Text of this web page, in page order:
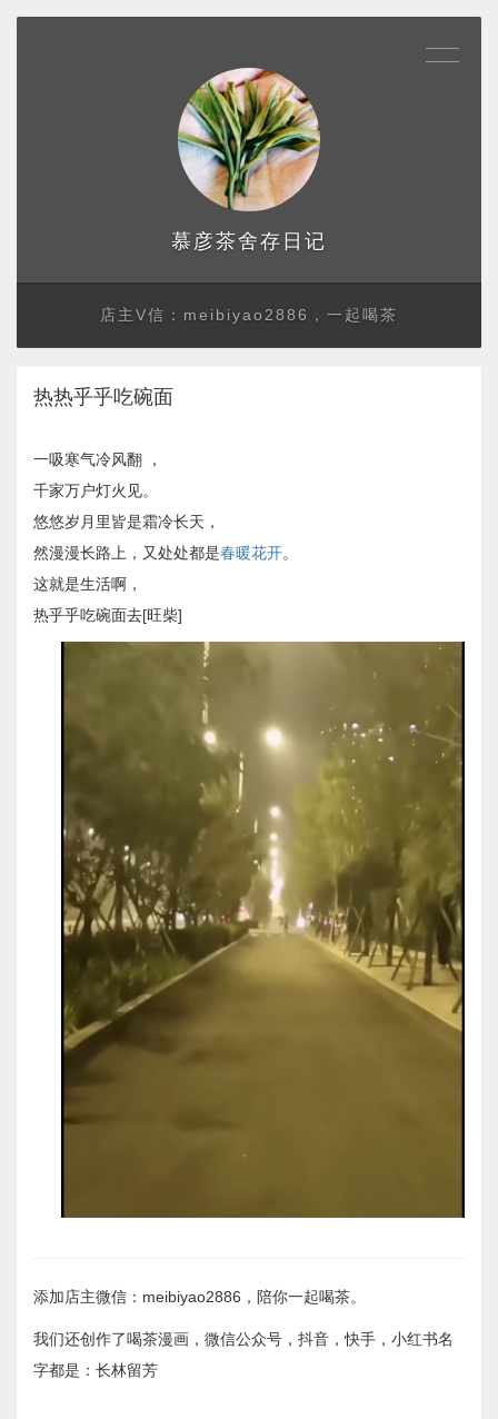
慕彦茶舍存日记
店主V信：meibiyao2886，一起喝茶
热热乎乎吃碗面
一吸寒气冷风翻 ，
千家万户灯火见。
悠悠岁月里皆是霜冷长天，
然漫漫长路上，又处处都是春暖花开。
这就是生活啊，
热乎乎吃碗面去[旺柴]
添加店主微信：meibiyao2886，陪你一起喝茶。
我们还创作了喝茶漫画，微信公众号，抖音，快手，小红书名
字都是：长林留芳